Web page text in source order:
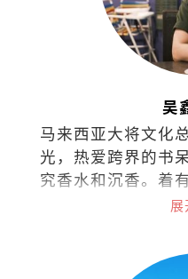
吴
马来西亚大将文化
光，热爱跨界的书
究香水和沉香。着
华光》和《不愁此展